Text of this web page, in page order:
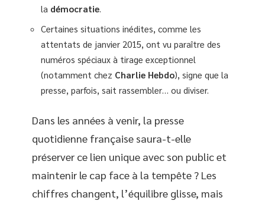
la démocratie.
Certaines situations inédites, comme les
attentats de janvier 2015, ont vu paraître des
numéros spéciaux à tirage exceptionnel
(notamment chez Charlie Hebdo), signe que la
presse, parfois, sait rassembler… ou diviser.
Dans les années à venir, la presse
quotidienne française saura-t-elle
préserver ce lien unique avec son public et
maintenir le cap face à la tempête ? Les
chiffres changent, l’équilibre glisse, mais